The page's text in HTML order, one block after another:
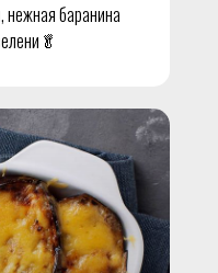
нежная баранина